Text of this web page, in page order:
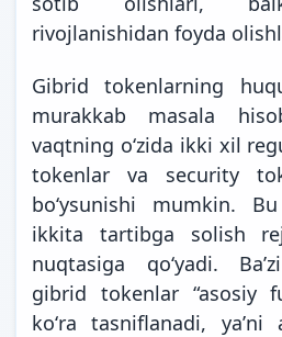
rivojlanishidan foyda
Gibrid tokenlarning
murakkab masala
vaqtning oʻzida ikki xil
tokenlar va security
boʻysunishi mumkin.
ikkita tartibga solish
nuqtasiga qoʻyadi.
gibrid tokenlar “asosiy
koʻra tasniflanadi,